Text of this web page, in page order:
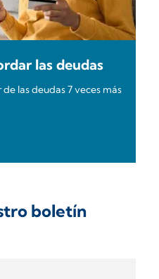
las deudas
las deudas 7 veces más
boletín